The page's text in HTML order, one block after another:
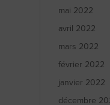
mai 2022
avril 2022
mars 2022
février 2022
janvier 2022
décembre